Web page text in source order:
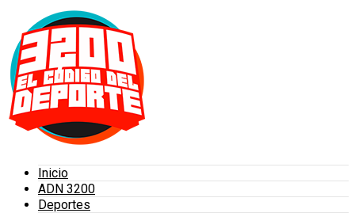
Inicio
ADN 3200
Deportes